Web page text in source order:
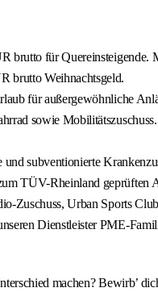
brutto für
brutto Weihnachtsgeld.
für außergewöhnliche
sowie Mobilitätszuschuss.
subventionierte
TÜV-Rheinland geprüften
Zuschuss, Urban Sports
Dienstleister PME-
machen? Bewirb’